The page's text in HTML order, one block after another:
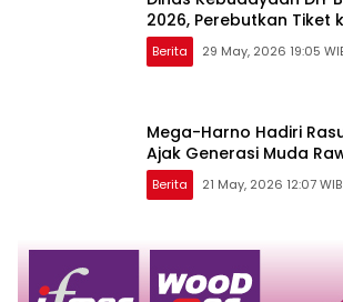
2026, Perebutkan Tiket
Berita 29 May, 2026 19:05
Mega-Harno Hadiri
Ajak Generasi Muda
Berita 21 May, 2026 12:07 WIB